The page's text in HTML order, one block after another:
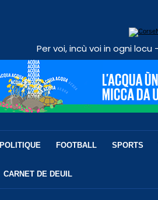
Per voi, incù voi in ogni
POLITIQUE FOOTBALL SPORTS
CARNET DE DEUIL